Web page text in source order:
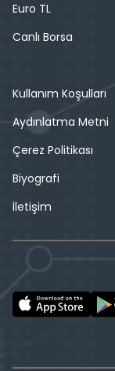
Euro TL
Canlı Borsa
Kullanım Koşulları
Aydınlatma Metni
Çerez Politikası
Biyografi
İletişim